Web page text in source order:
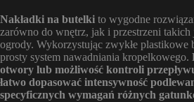
Nakładki na butelki to wygodne
zarówno do wnętrz, jak i przestrzeni
ogrody. Wykorzystując zwykłe plastikowe
prosty system nawadniania kropelkowego.
otwory lub możliwość kontroli
łatwo dopasować intensywność
specyficznych wymagań różnych